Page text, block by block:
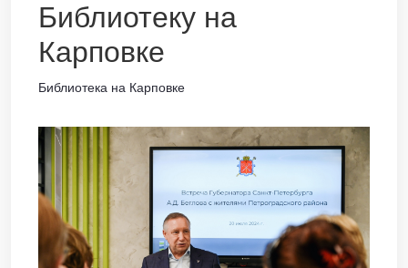
Библиотеку на
Карповке
Библиотека на Карповке